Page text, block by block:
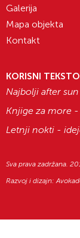
Galerija
Mapa objekta
Kontakt
KORISNI
Najbolji after
Knjige za more
Letnji nokti -
Sva prava zadržana.
Razvoj i dizajn: